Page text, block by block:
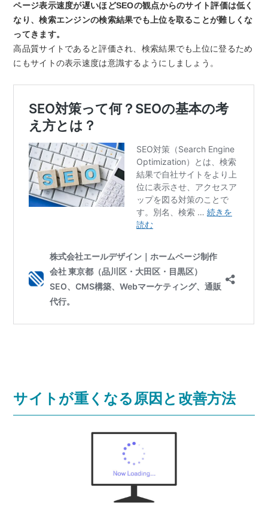
ページ表示速度が遅いほどSEOの観点からのサイト評価は低く
なり、検索エンジンの検索結果でも上位を取ることが難しくな
ってきます。
高品質サイトであると評価され、検索結果でも上位に登るため
にもサイトの表示速度は意識するようにしましょう。
サイトが重くなる原因と改善方法